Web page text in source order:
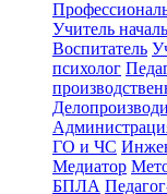
Учитель
Воспитатель
психолог
ГО и ЧС
Медиатор
БПЛА